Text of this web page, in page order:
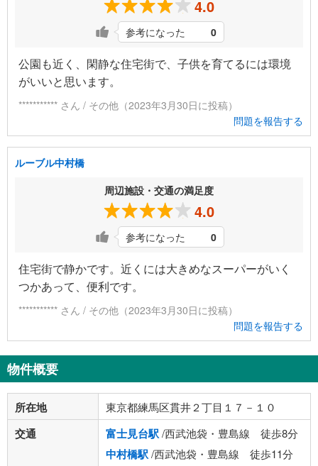
4.0
参考になった 0
公園も近く、閑静な住宅街で、子供を育てるには環境
がいいと思います。
*********** さん / その他（2023年3月30日に投稿）
問題を報告する
ルーブル中村橋
周辺施設・交通の満足度
4.0
参考になった 0
住宅街で静かです。近くには大きめなスーパーがいく
つかあって、便利です。
*********** さん / その他（2023年3月30日に投稿）
問題を報告する
物件概要
所在地 東京都練馬区貫井２丁目１７－１０
交通 富士見台駅/西武池袋・豊島線 徒歩8分
中村橋駅/西武池袋・豊島線 徒歩11分